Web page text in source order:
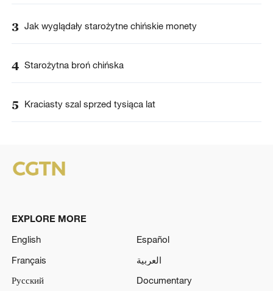
3 Jak wyglądały starożytne chińskie monety
4 Starożytna broń chińska
5 Kraciasty szal sprzed tysiąca lat
EXPLORE MORE
English
Español
Français
العربية
Русский
Documentary